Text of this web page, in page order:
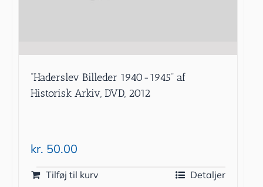
”Haderslev Billeder 1940-1945” af
Historisk Arkiv, DVD, 2012
kr. 50.00
Tilføj til kurv Detaljer